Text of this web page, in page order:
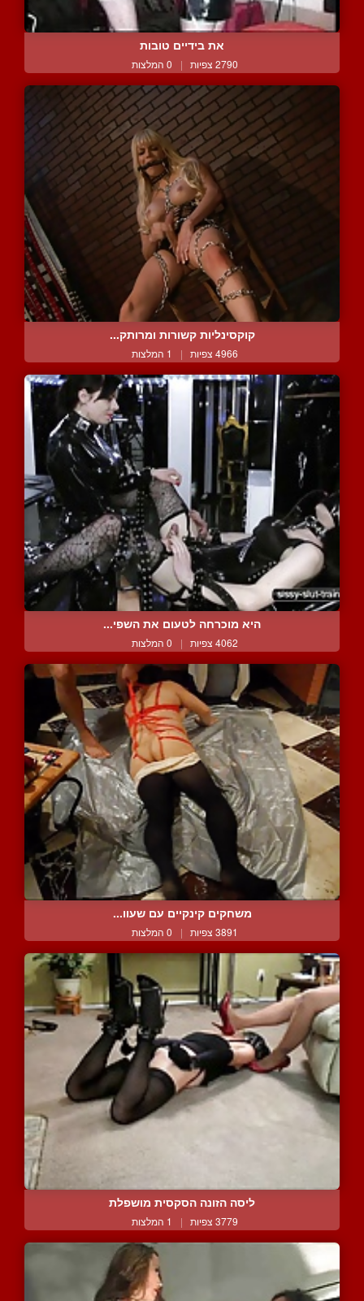
את בידיים טובות
2790 צפיות | 0 המלצות
קוקסינליות קשורות ומרותק...
4966 צפיות | 1 המלצות
היא מוכרחה לטעום את השפי...
4062 צפיות | 0 המלצות
משחקים קינקיים עם שעוו...
3891 צפיות | 0 המלצות
ליסה הזונה הסקסית מושפלת
3779 צפיות | 1 המלצות